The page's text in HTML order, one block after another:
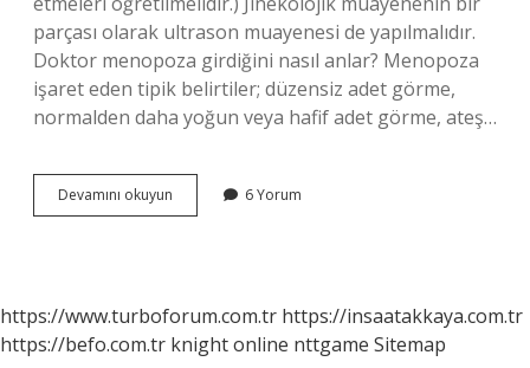
parçası olarak ultrason muayenesi de yapılmalıdır.
Doktor menopoza girdiğini nasıl anlar? Menopoza
işaret eden tipik belirtiler; düzensiz adet görme,
normalden daha yoğun veya hafif adet görme, ateş…
Devamını okuyun Menopoz
Muayenesi
6 Yorum
https://www.turboforum.com.tr https://insaatakkaya.com.tr
https://befo.com.tr knight online nttgame Sitemap